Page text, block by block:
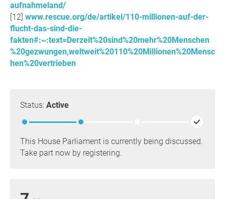
aufnahmeland/
www.rescue.org/de/artikel/110-millionen-auf-der-
flucht-das-sind-die-
fakten#:~:text=Derzeit%20sind%20mehr%20Menschen
%20gezwungen,weltweit%20110%20Millionen%20Mensc
hen%20vertrieben
Status: Active
This House Parliament is currently being discussed.
Take part now by registering.